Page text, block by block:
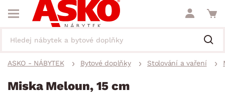
ASKO - NÁBYTEK Bytové doplňky Stolování a vaření
Miska Meloun, 15 cm